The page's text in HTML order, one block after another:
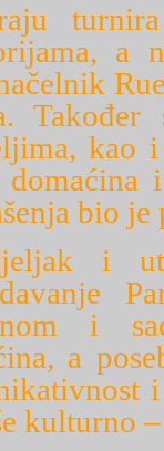
a
Također
kao
bio je
i
i
a
kulturno